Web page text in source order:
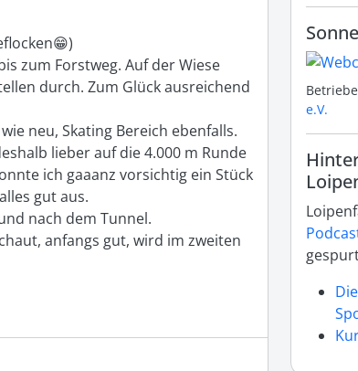
zum Forstweg. Auf der Wiese
durch. Zum Glück ausreichend
neu, Skating Bereich ebenfalls.
lieber auf die 4.000 m Runde
ich gaaanz vorsichtig ein Stück
gut aus.
nach dem Tunnel.
anfangs gut, wird im zweiten
e.V.